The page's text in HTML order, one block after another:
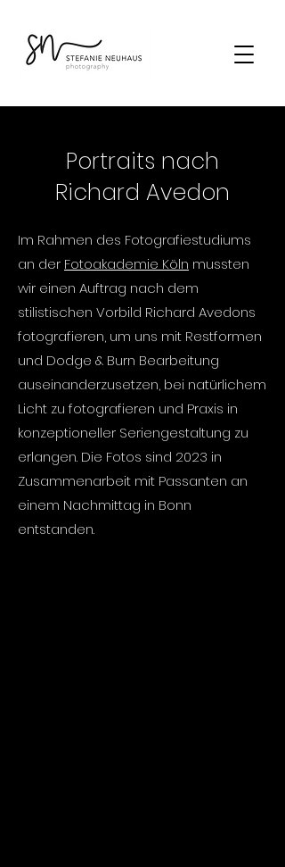
Portraits nach
Richard Avedon
Im Rahmen des Fotografiestudiums
an der Fotoakademie Köln mussten
wir einen Auftrag nach dem
stilistischen Vorbild Richard Avedons
fotografieren, um uns mit Restformen
und Dodge & Burn Bearbeitung
auseinanderzusetzen, bei natürlichem
Licht zu fotografieren und Praxis in
konzeptioneller Seriengestaltung zu
erlangen. Die Fotos sind 2023 in
Zusammenarbeit mit Passanten an
einem Nachmittag in Bonn
entstanden.